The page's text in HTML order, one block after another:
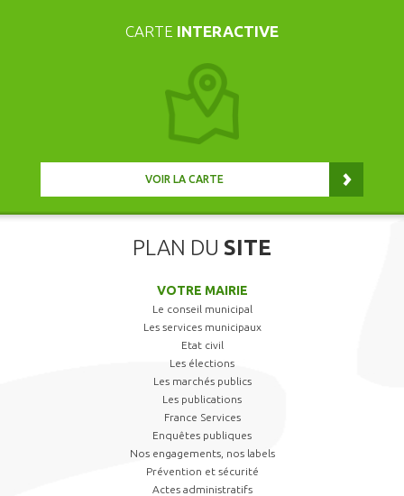
CARTE INTERACTIVE
VOIR LA CARTE
PLAN DU SITE
VOTRE MAIRIE
Le conseil municipal
Les services municipaux
Etat civil
Les élections
Les marchés publics
Les publications
France Services
Enquêtes publiques
Nos engagements, nos labels
Prévention et sécurité
Actes administratifs